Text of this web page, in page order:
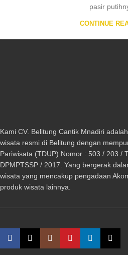
pasir
CONTINUE
Kami CV. Belitung Cantik Mnadiri
wisata resmi di Belitung dengan
Pariwisata (TDUP) Nomor : 503 / 203 /
DPMPTSSP / 2017. Yang bergerak
wisata yang mencakup pengadaan
produk wisata lainnya.